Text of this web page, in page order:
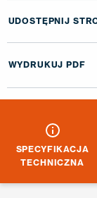
UDOSTĘPNIJ
WYDRUKUJ PDF
SPECYFIKACJA
TECHNICZNA